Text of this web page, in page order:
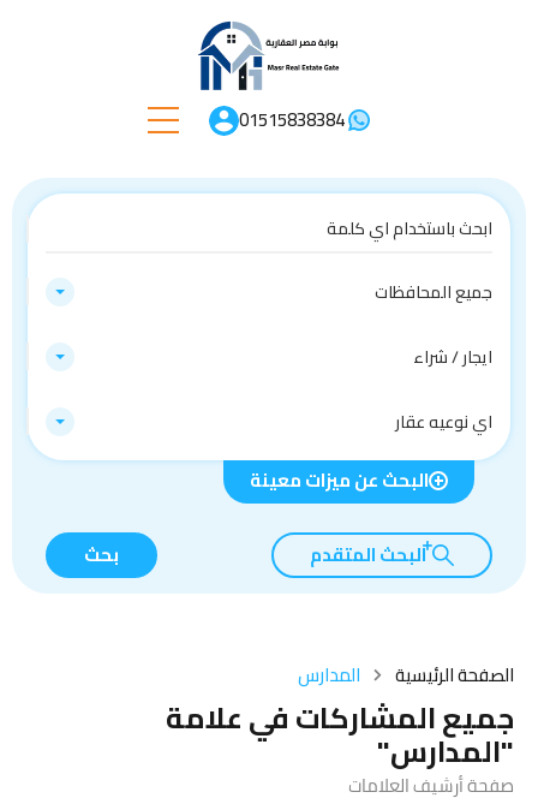
01515838384
جميع المحافظات
ايجار / شراء
اي نوعيه عقار
البحث عن ميزات معينة
البحث المتقدم بحث
الصفحة الرئيسية المدارس
جميع المشاركات في علامة
"المدارس"
صفحة أرشيف العلامات